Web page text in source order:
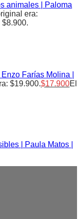
animales | Paloma
era:
$8.900.
Farías Molina |
$19.900.$17.900El
| Paula Matos |